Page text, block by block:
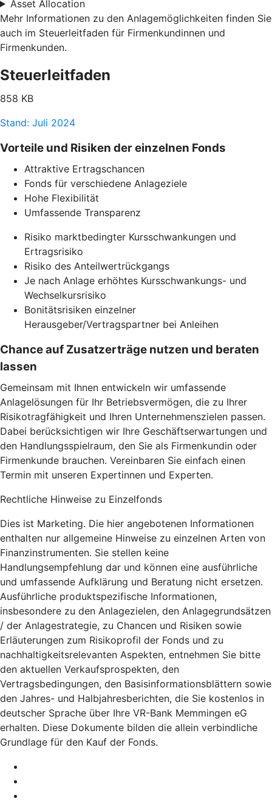
Asset Allocation
Mehr Informationen zu den Anlagemöglichkeiten finden Sie
auch im Steuerleitfaden für Firmenkundinnen und
Firmenkunden.
Steuerleitfaden
858 KB
Stand: Juli 2024
Vorteile und Risiken der einzelnen Fonds
Attraktive Ertragschancen
Fonds für verschiedene Anlageziele
Hohe Flexibilität
Umfassende Transparenz
Risiko marktbedingter Kursschwankungen und
Ertragsrisiko
Risiko des Anteilwertrückgangs
Je nach Anlage erhöhtes Kursschwankungs- und
Wechselkursrisiko
Bonitätsrisiken einzelner
Herausgeber/Vertragspartner bei Anleihen
Chance auf Zusatzerträge nutzen und beraten
lassen
Gemeinsam mit Ihnen entwickeln wir umfassende
Anlagelösungen für Ihr Betriebsvermögen, die zu Ihrer
Risikotragfähigkeit und Ihren Unternehmenszielen passen.
Dabei berücksichtigen wir Ihre Geschäftserwartungen und
den Handlungsspielraum, den Sie als Firmenkundin oder
Firmenkunde brauchen. Vereinbaren Sie einfach einen
Termin mit unseren Expertinnen und Experten.
Rechtliche Hinweise zu Einzelfonds
Dies ist Marketing. Die hier angebotenen Informationen
enthalten nur allgemeine Hinweise zu einzelnen Arten von
Finanzinstrumenten. Sie stellen keine
Handlungsempfehlung dar und können eine ausführliche
und umfassende Aufklärung und Beratung nicht ersetzen.
Ausführliche produktspezifische Informationen,
insbesondere zu den Anlagezielen, den Anlagegrundsätzen
/ der Anlagestrategie, zu Chancen und Risiken sowie
Erläuterungen zum Risikoprofil der Fonds und zu
nachhaltigkeitsrelevanten Aspekten, entnehmen Sie bitte
den aktuellen Verkaufsprospekten, den
Vertragsbedingungen, den Basisinformationsblättern sowie
den Jahres- und Halbjahresberichten, die Sie kostenlos in
deutscher Sprache über Ihre VR-Bank Memmingen eG
erhalten. Diese Dokumente bilden die allein verbindliche
Grundlage für den Kauf der Fonds.